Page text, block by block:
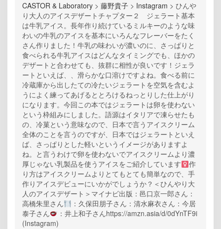
CASTOR & Laboratory > 藤野貴子 > Instagram > ひんや
り大人のアイスデザートチャプター２ ジェラート基本
は牛乳アイス。長年作り続けているミルキーのような味
わいの牛乳のアイスを基本にいろんなフレーバーをたく
さん作りました！牛乳の味わいが濃いのに、さっぱりと
食べられる牛乳アイスはどんなタイミングでも、ほかの
デザートと合わせても、抜群に相性が良いです！ジェラ
ートといえば、、滑らかな口溶けですよね。食べる前に
冷蔵庫から出したての冷たいジェラートを空気を含むよ
うによく練ってあげるととろけるねっとりした仕上がり
になります。今回この本ではジェラートは卵を使わない
という枠組みにしました。語源はイタリアで凍らせたも
の、冷菓という意味なので、日本で言うアイスクリーム
全体のことを言うのですが、日本ではジェラートといえ
ば、さっぱりとした軽いというイメージがありますよ
ね。と言うわけで卵を使わないでアイスクリームより濃
厚じゃない乳製品を使うアイスをご紹介しています‍
作
り方はアイスクリームよりとてもとても簡単なので、手
作りアイスデビューにいかがでしょうか？＜ひんやり大
人のアイスデザート＞マイナビ出版：邑口京一郎さん：
高橋朱里さん
：久保田朋子さん：清水麻衣さん：今居
泰子さん
：井上和子さんhttps://amzn.asia/d/0dYnTF9i
(Instagram)